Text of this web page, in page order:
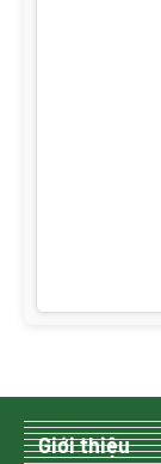
Giới thiệu